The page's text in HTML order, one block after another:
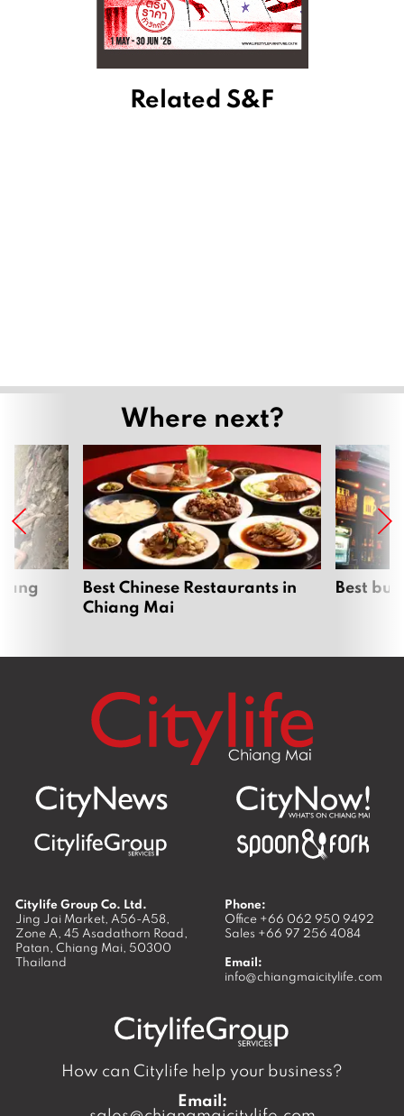
Related S&F
Where next?
Best Chinese Restaurants in
Chiang Mai
Best
Citylife Group Co. Ltd.
Jing Jai Market, A56-A58,
Zone A, 45 Asadathorn Road,
Patan, Chiang Mai, 50300
Thailand
Phone:
Office +66 062 950 9492
Sales +66 97 256 4084
Email:
info@chiangmaicitylife.com
How can Citylife help your business?
Email: